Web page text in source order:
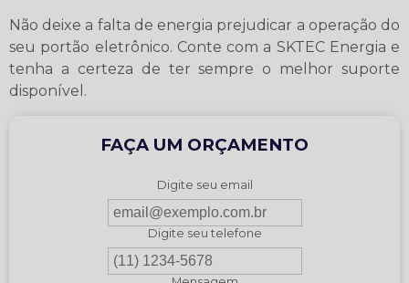
Não deixe a falta de energia prejudicar a operação do
seu portão eletrônico. Conte com a SKTEC Energia e
tenha a certeza de ter sempre o melhor suporte
disponível.
FAÇA UM ORÇAMENTO
Digite seu email
Digite seu telefone